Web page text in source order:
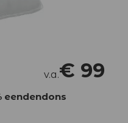
v.a.€ 99
eendendons